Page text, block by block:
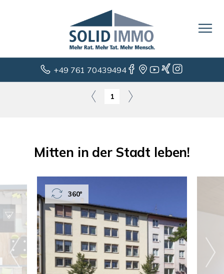
+49 761 70439494
1
Mitten in der Stadt leben!
360°